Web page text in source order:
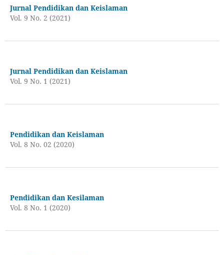
Jurnal Pendidikan dan Keislaman
Vol. 9 No. 2 (2021)
Jurnal Pendidikan dan Keislaman
Vol. 9 No. 1 (2021)
Pendidikan dan Keislaman
Vol. 8 No. 02 (2020)
Pendidikan dan Kesilaman
Vol. 8 No. 1 (2020)